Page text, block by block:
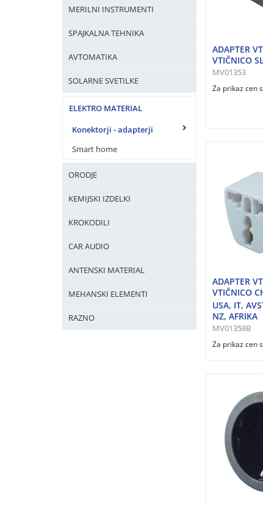
MERILNI INSTRUMENTI
SPAJKALNA TEHNIKA
AVTOMATIKA
SOLARNE SVETILKE
ELEKTRO MATERIAL
Konektorji - adapterji
Smart home
ORODJE
KEMIJSKI IZDELKI
KROKODILI
CAR AUDIO
ANTENSKI MATERIAL
MEHANSKI ELEMENTI
RAZNO
ADAPTER
VTIČNICO
MV01353
Za prikaz cen
ADAPTER
VTIČNICO
USA, IT,
NZ, AFRIKA
MV01358B
Za prikaz cen